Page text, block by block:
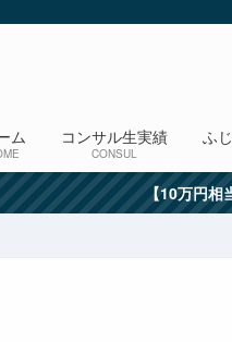
ム コンサル生実績
CONSUL
ふ
【10万円相